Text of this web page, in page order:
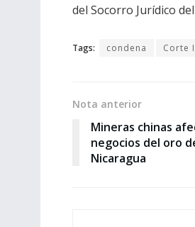
del Socorro Jurídico
Tags: condena Corte
Nota anterior
Mineras chinas
negocios del oro
Nicaragua